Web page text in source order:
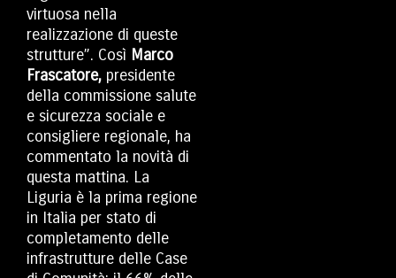
virtuosa nella
realizzazione di queste
strutture”. Così Marco
Frascatore, presidente
della commissione salute
e sicurezza sociale e
consigliere regionale, ha
commentato la novità di
questa mattina. La
Liguria è la prima regione
in Italia per stato di
completamento delle
infrastrutture delle Case